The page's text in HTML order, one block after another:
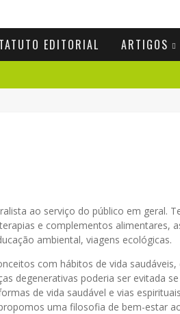
EDITORIAL ARTIGOS
ao serviço do público em geral.
e complementos alimentares,
ambiental, viagens ecológicas.
com hábitos de vida
degenerativas poderia ser evitada
de vida saudável e vias
uma filosofia de bem-estar